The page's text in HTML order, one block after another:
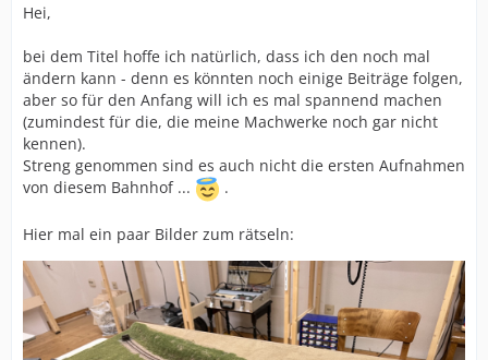
Hei,
bei dem Titel hoffe ich natürlich, dass ich den noch mal
ändern kann - denn es könnten noch einige Beiträge folgen,
aber so für den Anfang will ich es mal spannend machen
(zumindest für die, die meine Machwerke noch gar nicht
kennen).
Streng genommen sind es auch nicht die ersten Aufnahmen
von diesem Bahnhof ...
.
Hier mal ein paar Bilder zum rätseln: